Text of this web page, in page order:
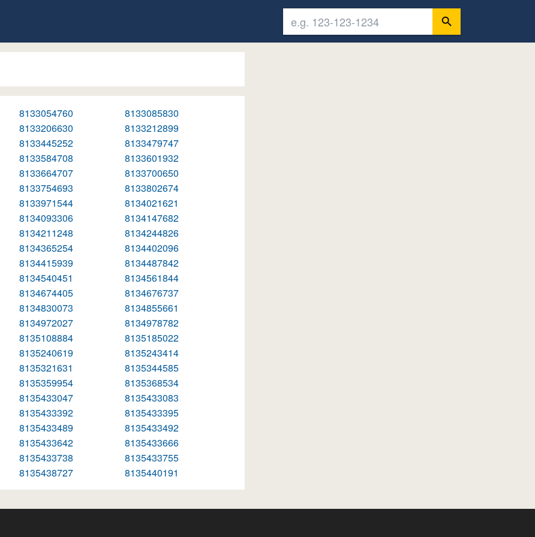
8133054760
8133085830
8133206630
8133212899
8133445252
8133479747
8133584708
8133601932
8133664707
8133700650
8133754693
8133802674
8133971544
8134021621
8134093306
8134147682
8134211248
8134244826
8134365254
8134402096
8134415939
8134487842
8134540451
8134561844
8134674405
8134676737
8134830073
8134855661
8134972027
8134978782
8135108884
8135185022
8135240619
8135243414
8135321631
8135344585
8135359954
8135368534
8135433047
8135433083
8135433392
8135433395
8135433489
8135433492
8135433642
8135433666
8135433738
8135433755
8135438727 8135440191